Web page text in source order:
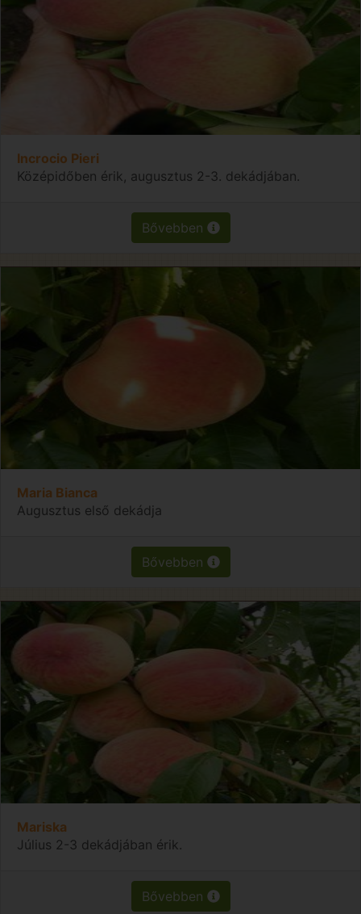
Incrocio Pieri
Középidőben érik, augusztus 2-3. dekádjában.
Bővebben
Maria Bianca
Augusztus első dekádja
Bővebben
Mariska
Július 2-3 dekádjában érik.
Bővebben